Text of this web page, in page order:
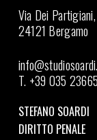
Via Dei
24121 Bergamo
T. +39 035
STEFANO SOARDI
DIRITTO PENALE